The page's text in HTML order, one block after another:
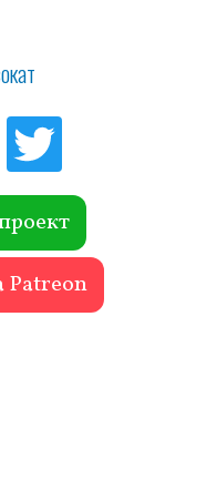
r
Patreon